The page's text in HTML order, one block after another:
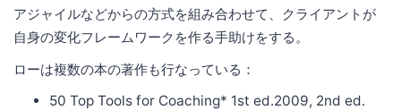
アジャイルなどからの方式を組み合わせて、クライアントが
自身の変化フレームワークを作る手助けをする。
ローは複数の本の著作も行なっている：
50 Top Tools for Coaching* 1st ed.2009, 2nd ed.